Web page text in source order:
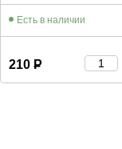
Есть в наличии
210 Р